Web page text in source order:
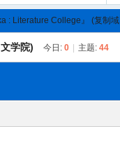
: Literature College』 (复制
学院) 今日: 0 主题: 44